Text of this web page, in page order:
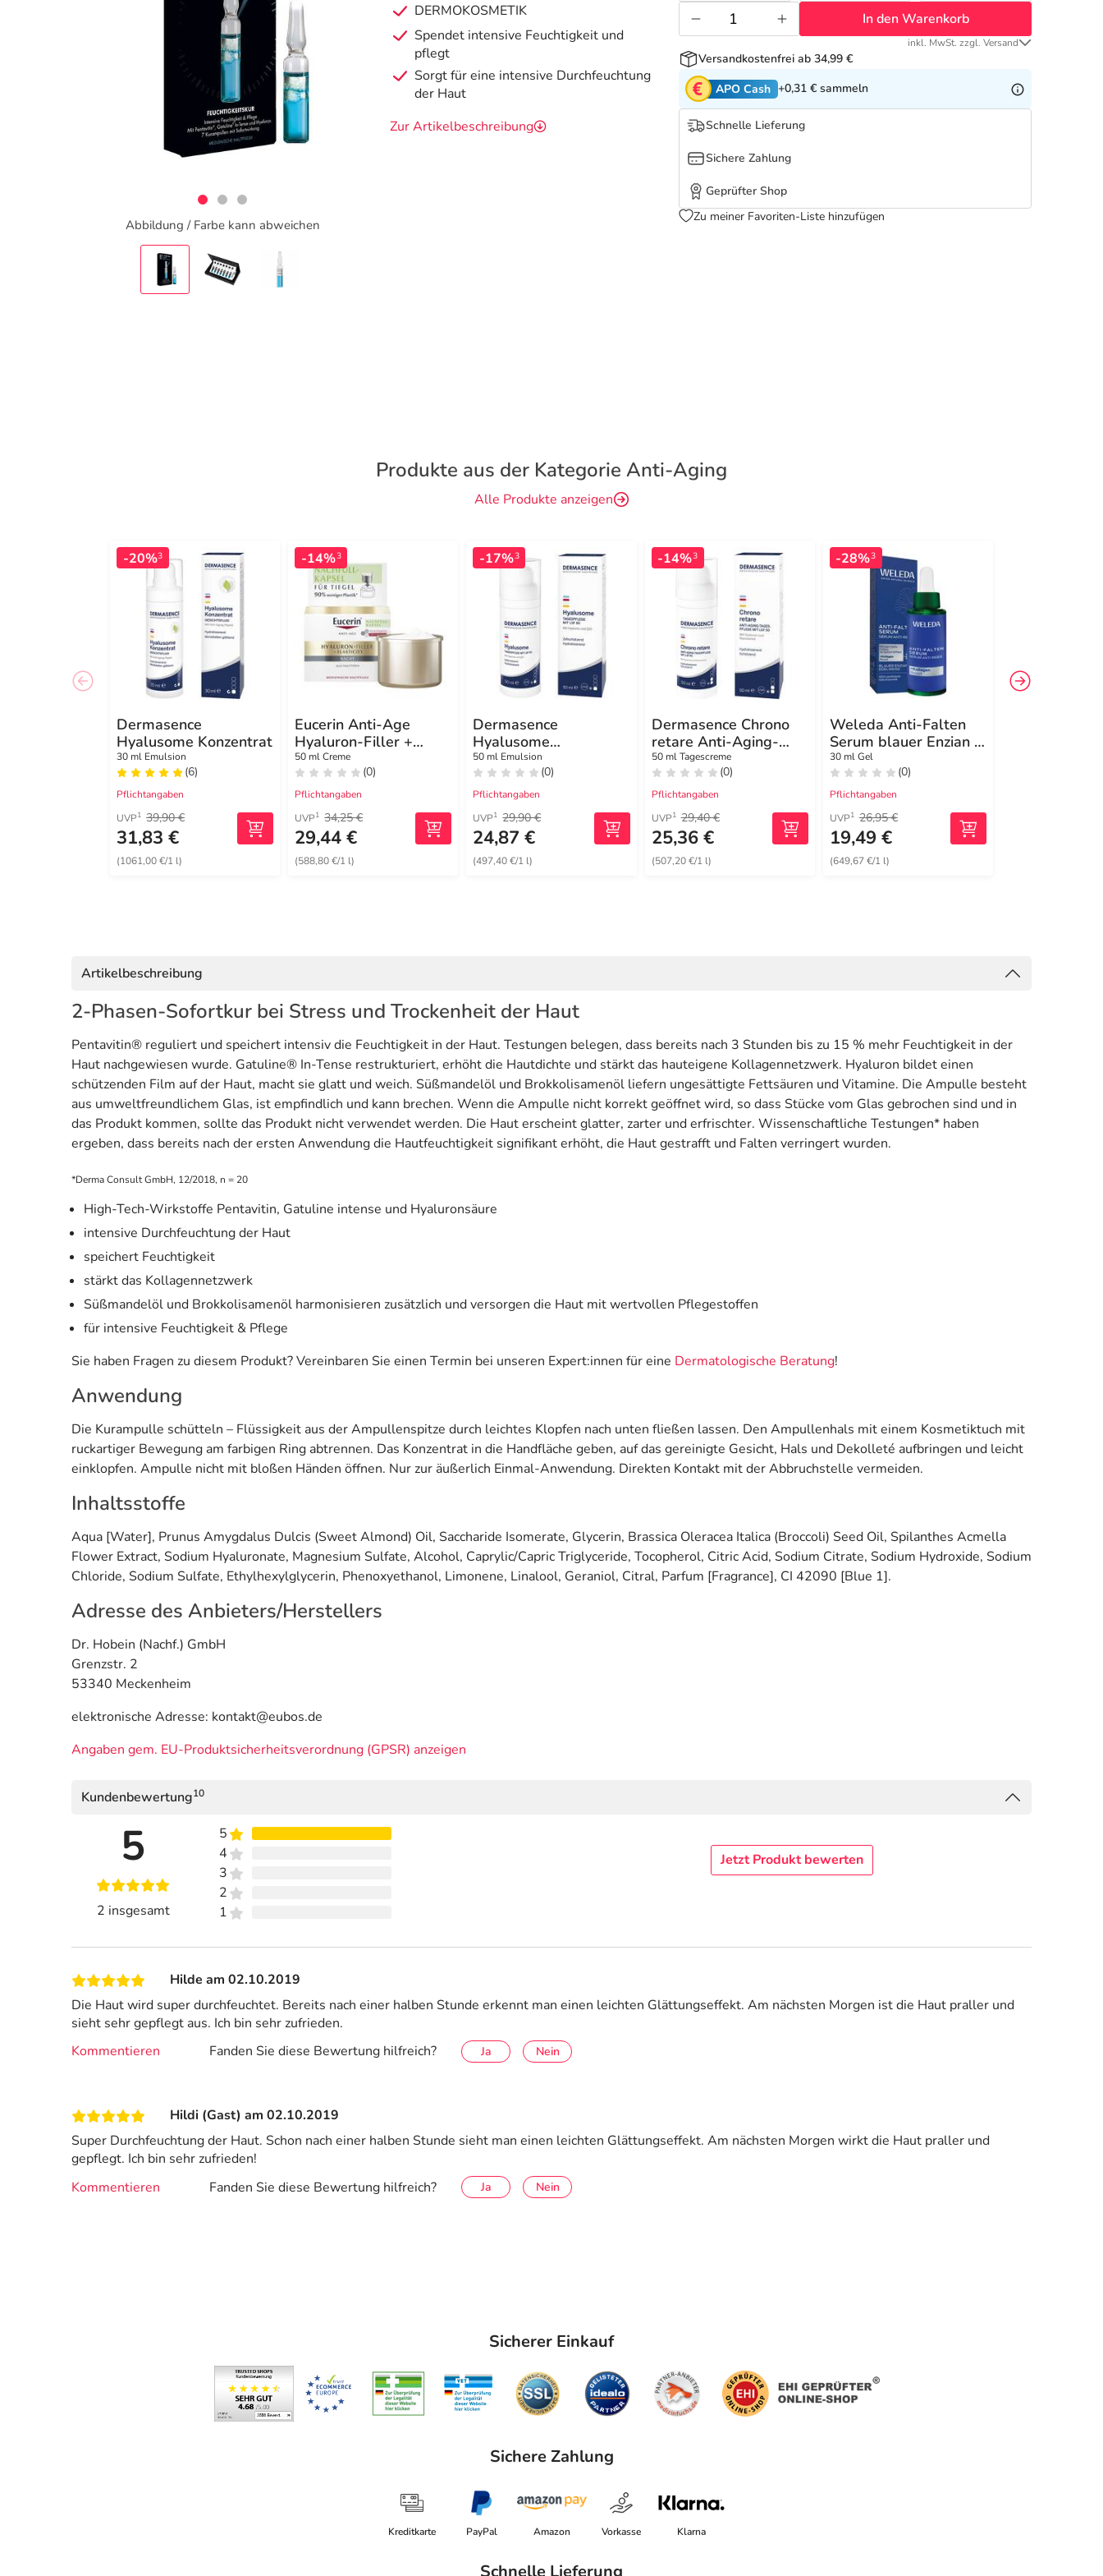
Abbildung / Farbe kann abweichen
DERMOKOSMETIK
Spendet intensive Feuchtigkeit und
pflegt
Sorgt für eine intensive Durchfeuchtung
der Haut
Zur Artikelbeschreibung
In den Warenkorb
inkl. MwSt. zzgl. Versand
Versandkostenfrei ab 34,99 €
APO Cash +0,31 € sammeln
Schnelle Lieferung
Sichere Zahlung
Geprüfter Shop
Zu meiner Favoriten-Liste hinzufügen
Produkte aus der Kategorie Anti-Aging
Alle Produkte anzeigen
-20%3
Dermasence
Hyalusome Konzentrat
30 ml Emulsion
(6)
Pflichtangaben
UVP1 39,90 €
31,83 €
(1061,00 €/1 l)
-14%3
Eucerin Anti-Age
Hyaluron-Filler +
Elasticity Nachtcreme
50 ml Creme
(0)
Pflichtangaben
UVP1 34,25 €
29,44 €
(588,80 €/1 l)
-17%3
Dermasence
Hyalusome
Tagespflege mit LSF
50 Emuls.
50 ml Emulsion
(0)
Pflichtangaben
UVP1 29,90 €
24,87 €
(497,40 €/1 l)
-14%3
Dermasence Chrono
retare Anti-Aging-
Tagespf.LSF 50
50 ml Tagescreme
(0)
Pflichtangaben
UVP1 29,40 €
25,36 €
(507,20 €/1 l)
-28%3
Weleda Anti-Falten
Serum blauer Enzian &
Edelweiss
30 ml Gel
(0)
Pflichtangaben
UVP1 26,95 €
19,49 €
(649,67 €/1 l)
Artikelbeschreibung
2-Phasen-Sofortkur bei Stress und Trockenheit der Haut
Pentavitin® reguliert und speichert intensiv die Feuchtigkeit in der Haut. Testungen belegen, dass bereits nach 3 Stunden bis zu 15 % mehr Feuchtigkeit in der
Haut nachgewiesen wurde. Gatuline® In-Tense restrukturiert, erhöht die Hautdichte und stärkt das hauteigene Kollagennetzwerk. Hyaluron bildet einen
schützenden Film auf der Haut, macht sie glatt und weich. Süßmandelöl und Brokkolisamenöl liefern ungesättigte Fettsäuren und Vitamine. Die Ampulle besteht
aus umweltfreundlichem Glas, ist empfindlich und kann brechen. Wenn die Ampulle nicht korrekt geöffnet wird, so dass Stücke vom Glas gebrochen sind und in
das Produkt kommen, sollte das Produkt nicht verwendet werden. Die Haut erscheint glatter, zarter und erfrischter. Wissenschaftliche Testungen* haben
ergeben, dass bereits nach der ersten Anwendung die Hautfeuchtigkeit signifikant erhöht, die Haut gestrafft und Falten verringert wurden.
*Derma Consult GmbH, 12/2018, n = 20
High-Tech-Wirkstoffe Pentavitin, Gatuline intense und Hyaluronsäure
intensive Durchfeuchtung der Haut
speichert Feuchtigkeit
stärkt das Kollagennetzwerk
Süßmandelöl und Brokkolisamenöl harmonisieren zusätzlich und versorgen die Haut mit wertvollen Pflegestoffen
für intensive Feuchtigkeit & Pflege
Sie haben Fragen zu diesem Produkt? Vereinbaren Sie einen Termin bei unseren Expert:innen für eine Dermatologische Beratung!
Anwendung
Die Kurampulle schütteln – Flüssigkeit aus der Ampullenspitze durch leichtes Klopfen nach unten fließen lassen. Den Ampullenhals mit einem Kosmetiktuch mit
ruckartiger Bewegung am farbigen Ring abtrennen. Das Konzentrat in die Handfläche geben, auf das gereinigte Gesicht, Hals und Dekolleté aufbringen und leicht
einklopfen. Ampulle nicht mit bloßen Händen öffnen. Nur zur äußerlich Einmal-Anwendung. Direkten Kontakt mit der Abbruchstelle vermeiden.
Inhaltsstoffe
Aqua [Water], Prunus Amygdalus Dulcis (Sweet Almond) Oil, Saccharide Isomerate, Glycerin, Brassica Oleracea Italica (Broccoli) Seed Oil, Spilanthes Acmella
Flower Extract, Sodium Hyaluronate, Magnesium Sulfate, Alcohol, Caprylic/Capric Triglyceride, Tocopherol, Citric Acid, Sodium Citrate, Sodium Hydroxide, Sodium
Chloride, Sodium Sulfate, Ethylhexylglycerin, Phenoxyethanol, Limonene, Linalool, Geraniol, Citral, Parfum [Fragrance], CI 42090 [Blue 1].
Adresse des Anbieters/Herstellers
Dr. Hobein (Nachf.) GmbH
Grenzstr. 2
53340 Meckenheim
elektronische Adresse: kontakt@eubos.de
Angaben gem. EU-Produktsicherheitsverordnung (GPSR) anzeigen
Kundenbewertung10
5
2 insgesamt
5
4
3
2
1
Jetzt Produkt bewerten
Hilde am 02.10.2019
Die Haut wird super durchfeuchtet. Bereits nach einer halben Stunde erkennt man einen leichten Glättungseffekt. Am nächsten Morgen ist die Haut praller und
sieht sehr gepflegt aus. Ich bin sehr zufrieden.
Kommentieren
Fanden Sie diese Bewertung hilfreich? Ja Nein
Hildi (Gast) am 02.10.2019
Super Durchfeuchtung der Haut. Schon nach einer halben Stunde sieht man einen leichten Glättungseffekt. Am nächsten Morgen wirkt die Haut praller und
gepflegt. Ich bin sehr zufrieden!
Kommentieren
Fanden Sie diese Bewertung hilfreich? Ja Nein
Sicherer Einkauf
Sichere Zahlung
Kreditkarte PayPal Amazon Vorkasse Klarna
Schnelle Lieferung